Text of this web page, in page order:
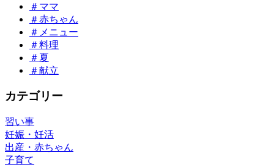
＃ママ
＃赤ちゃん
＃メニュー
＃料理
＃夏
＃献立
カテゴリー
習い事
妊娠・妊活
出産・赤ちゃん
子育て